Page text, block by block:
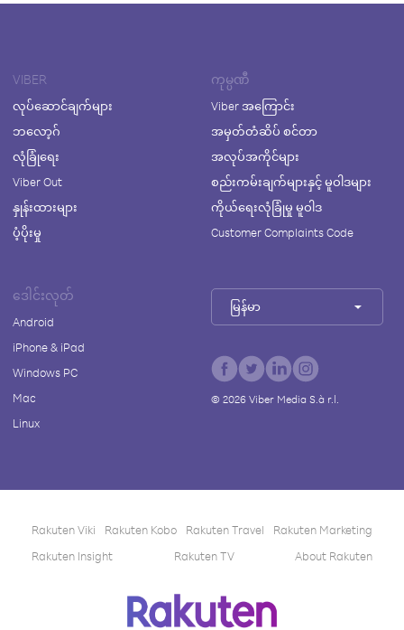
VIBER
လုပ်ဆောင်ချက်များ
ဘလော့ဂ်
လုံခြုံရေး
Viber Out
နှုန်းထားများ
ပံ့ပိုးမှု
ကုမ္ပဏီ
Viber အကြောင်း
အမှတ်တံဆိပ် စင်တာ
အလုပ်အကိုင်များ
စည်းကမ်းချက်များနှင့် မူဝါဒများ
ကိုယ်ရေးလုံခြုံမှု မူဝါဒ
Customer Complaints Code
ဒေါင်းလုတ်
Android
iPhone & iPad
Windows PC
Mac
Linux
မြန်မာ
© 2026Viber Media S.à r.l.
Rakuten Viki Rakuten Kobo Rakuten Travel
Rakuten Marketing
Rakuten Insight
Rakuten TV About Rakuten